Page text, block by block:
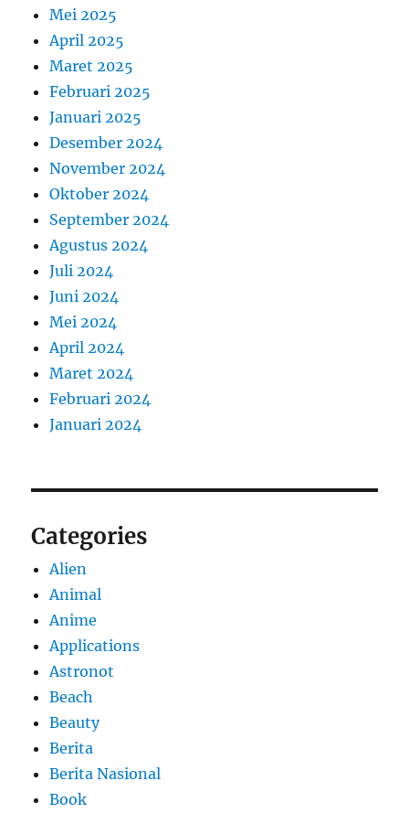
Mei 2025
April 2025
Maret 2025
Februari 2025
Januari 2025
Desember 2024
November 2024
Oktober 2024
September 2024
Agustus 2024
Juli 2024
Juni 2024
Mei 2024
April 2024
Maret 2024
Februari 2024
Januari 2024
Categories
Alien
Animal
Anime
Applications
Astronot
Beach
Beauty
Berita
Berita Nasional
Book